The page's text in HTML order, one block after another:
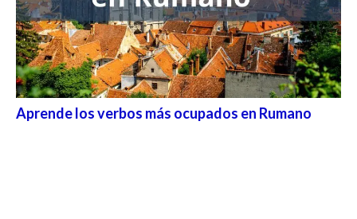
Aprende los verbos más ocupados en Rumano